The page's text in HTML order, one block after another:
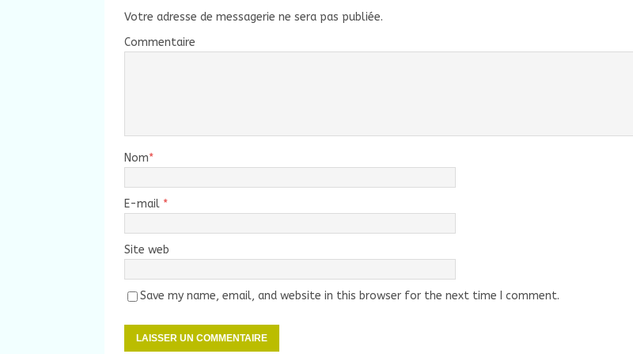
Votre adresse de messagerie ne sera pas publiée.
Commentaire
Nom*
E-mail *
Site web
Save my name, email, and website in this browser for the next time I comment.